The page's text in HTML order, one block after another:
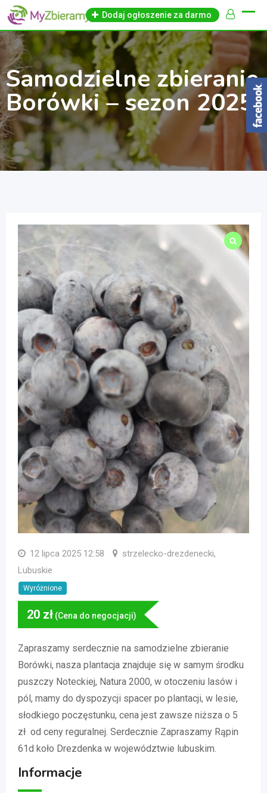
Skip
content
Dodaj ogłoszenie za darmo
Samodzielne zbieranie
Borówki – sezon 2025
12 lipca 2025 12:58
strzelecko-drezdenecki,
Lubuskie
Wyróżnione
20 zł (Cena do negocjacji)
Zapraszamy serdecznie na samodzielne zbieranie
Borówki, nasza plantacja znajduje się w samym środku
puszczy Noteckiej, Natura 2000, w otoczeniu lasów i
pól, mamy do dyspozycji spacer po plantacji, w lesie,
słodkiego poczęstunku, cena jest zawsze niższa o 5
zł od ceny reguralnej. Serdecznie Zapraszamy Rąpin
61d koło Drezdenka w województwie lubuskim.
Informacje